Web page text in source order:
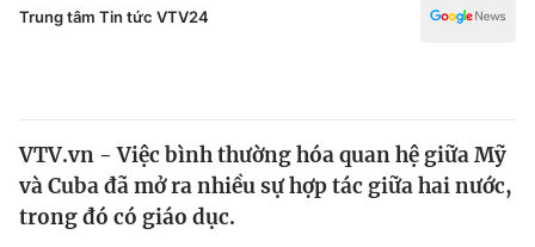
Xã hội
Y tế
Văn hóa - Giải trí
Giáo dục
Trung tâm Tin tức VTV24
VTV.vn - Việc bình thường hóa quan hệ giữa Mỹ
và Cuba đã mở ra nhiều sự hợp tác giữa hai nước,
trong đó có giáo dục.